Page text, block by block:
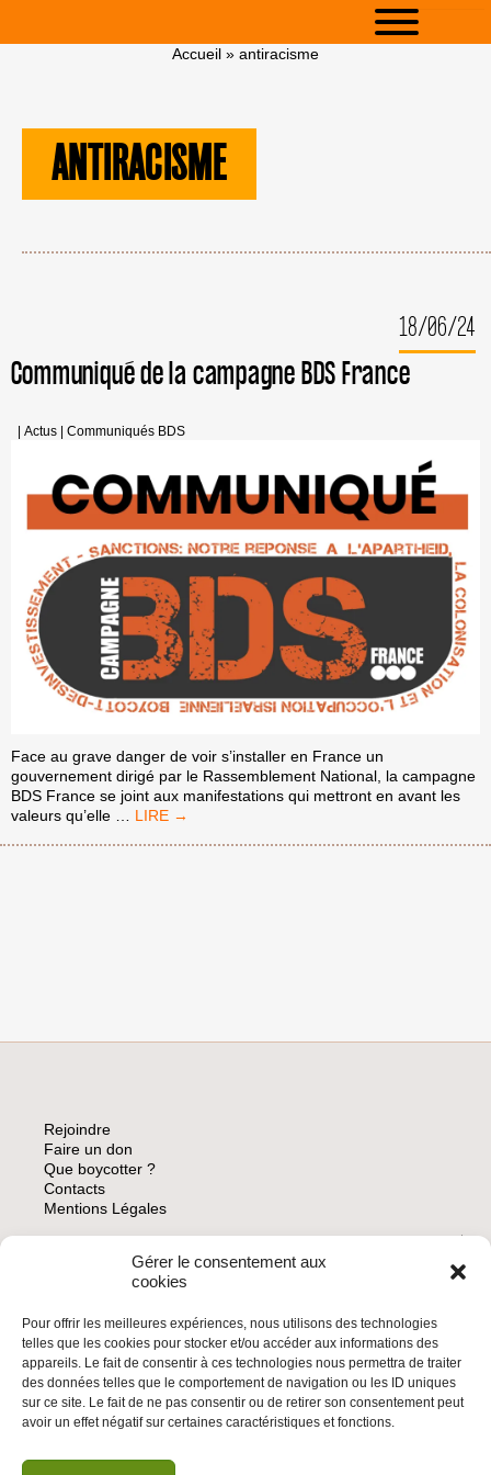
Gérer le consentement aux
cookies
Pour offrir les meilleures expériences, nous utilisons des technologies
telles que les cookies pour stocker et/ou accéder aux informations des
appareils. Le fait de consentir à ces technologies nous permettra de traiter
des données telles que le comportement de navigation ou les ID uniques
sur ce site. Le fait de ne pas consentir ou de retirer son consentement peut
avoir un effet négatif sur certaines caractéristiques et fonctions.
Accueil » antiracisme
ANTIRACISME
18/06/24
Communiqué de la campagne BDS France
Actus| Communiqués BDS
Face au grave danger de voir s’installer en France un
gouvernement dirigé par le Rassemblement National, la campagne
BDS France se joint aux manifestations qui mettront en avant les
valeurs qu’elle … COMMUNIQUÉ
Rejoindre
Faire un don
Que boycotter ?
Contacts
Mentions Légales
ARCHIVES
INSCRIVEZ-VOUS À LA NEWSLETTER
Inscrivez-vous à la Newsletter